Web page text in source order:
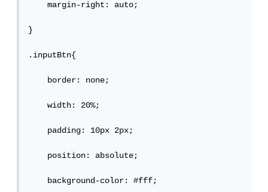
margin-right: auto;
}
.inputBtn{
border: none;
width: 20%;
padding: 10px 2px;
position: absolute;
background-color: #fff;